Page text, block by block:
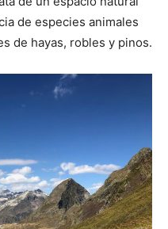
de especies animales
de hayas, robles y pinos.